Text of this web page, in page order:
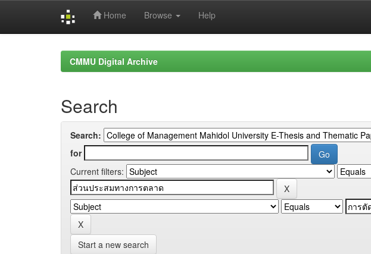
Home Browse Help
CMMU Digital Archive
Search
Search:
for
Current filters:
Start a new search